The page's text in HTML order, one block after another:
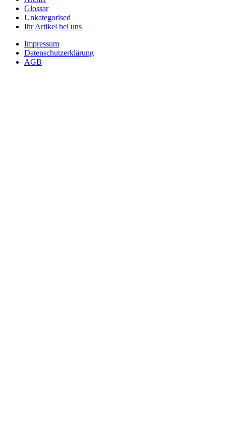
Glossar
Unkategorised
Ihr Artikel bei uns
Impressum
Datenschutzerklärung
AGB